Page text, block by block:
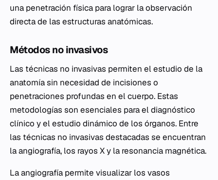
una penetración física para lograr la observación
directa de las estructuras anatómicas.
Métodos no invasivos
Las técnicas no invasivas permiten el estudio de la
anatomía sin necesidad de incisiones o
penetraciones profundas en el cuerpo. Estas
metodologías son esenciales para el diagnóstico
clínico y el estudio dinámico de los órganos. Entre
las técnicas no invasivas destacadas se encuentran
la angiografía, los rayos X y la resonancia magnética.
La angiografía permite visualizar los vasos